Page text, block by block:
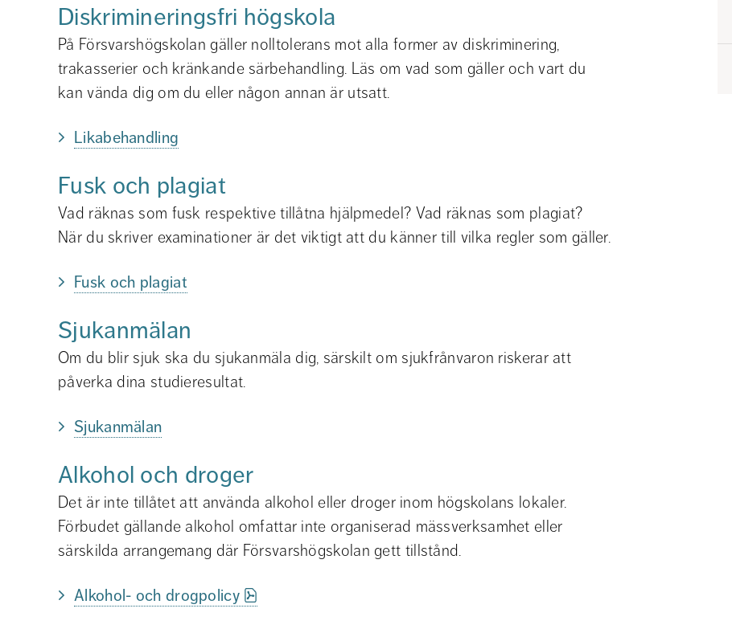
Diskrimineringsfri högskola
På Försvarshögskolan gäller nolltolerans mot alla former av diskriminering,
trakasserier och kränkande särbehandling. Läs om vad som gäller och vart du
kan vända dig om du eller någon annan är utsatt.
Likabehandling
Fusk och plagiat
Vad räknas som fusk respektive tillåtna hjälpmedel? Vad räknas som plagiat?
När du skriver examinationer är det viktigt att du känner till vilka regler som gäller.
Fusk och plagiat
Sjukanmälan
Om du blir sjuk ska du sjukanmäla dig, särskilt om sjukfrånvaron riskerar att
påverka dina studieresultat.
Sjukanmälan
Alkohol och droger
Det är inte tillåtet att använda alkohol eller droger inom högskolans lokaler.
Förbudet gällande alkohol omfattar inte organiserad mässverksamhet eller
särskilda arrangemang där Försvarshögskolan gett tillstånd.
Alkohol- och drogpolicy